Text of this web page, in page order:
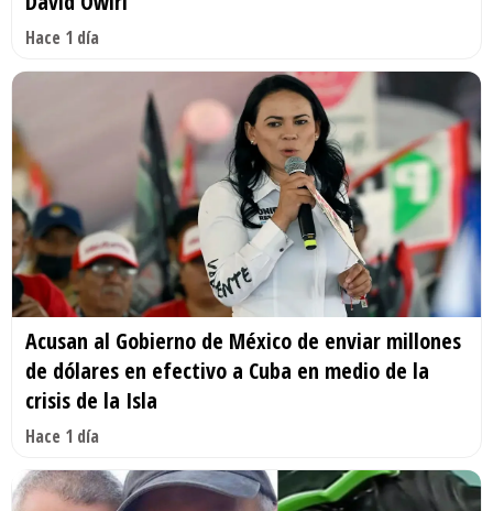
Hace 1 día
Acusan al Gobierno de México de enviar millones
de dólares en efectivo a Cuba en medio de la
crisis de la Isla
Hace 1 día